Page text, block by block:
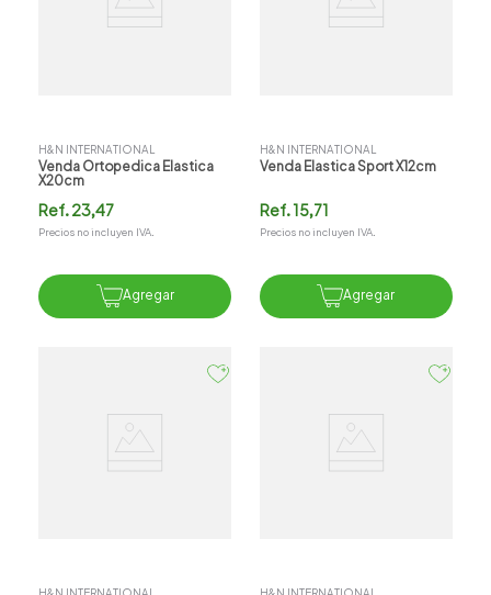
H&N INTERNATIONAL
Venda Ortopedica Elastica
X20cm
Ref.23,47
Precios no incluyen IVA.
Agregar
H&N INTERNATIONAL
Venda Elastica Sport X12cm
Ref.15,71
Precios no incluyen IVA.
Agregar